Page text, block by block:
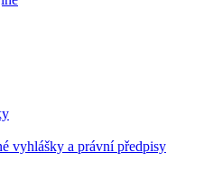
vyhlášky a právní předpisy